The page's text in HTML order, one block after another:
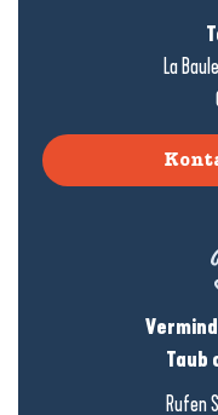
La
Taub
Rufen